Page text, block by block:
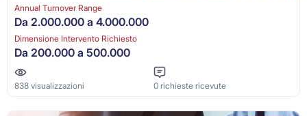
Annual Turnover Range
Da 2.000.000 a 4.000.000
Dimensione Intervento Richiesto
Da 200.000 a 500.000
838 visualizzazioni 0 richieste ricevute